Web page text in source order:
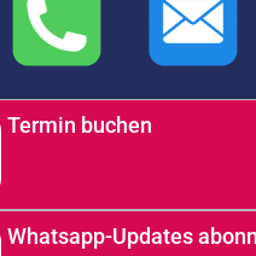
Termin buchen
Whatsapp-Updates